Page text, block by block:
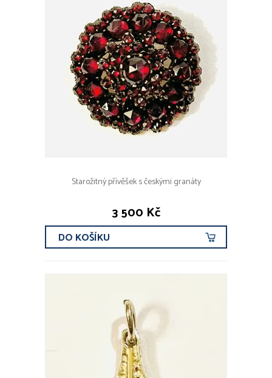
Starožitný přívěšek s českými granáty
3 500 Kč
DO KOŠÍKU